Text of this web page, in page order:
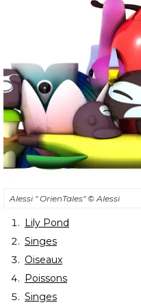
Alessi " OrienTales" © Alessi
Lily Pond
Singes
Oiseaux
Poissons
Singes